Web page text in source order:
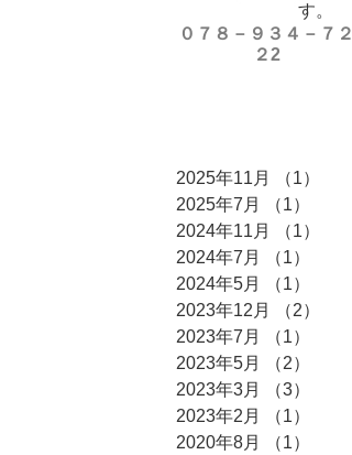
す。
2025年11月 （1）
2025年7月
（1）
2024年11月
（1）
2024年7月
（1）
2024年5月
（1）
2023年12月
（2）
2023年7月
（1）
2023年5月
（2）
2023年3月
（3）
2023年2月
（1）
2020年8月
（1）
​０７８－９３４－７２
２2